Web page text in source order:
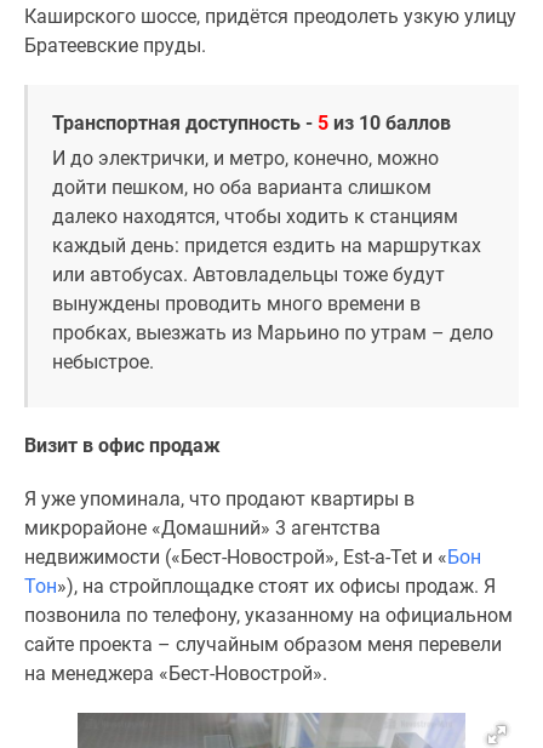
Каширского шоссе, придётся преодолеть узкую улицу
Братеевские пруды.
Транспортная доступность - 5 из 10 баллов
И до электрички, и метро, конечно, можно
дойти пешком, но оба варианта слишком
далеко находятся, чтобы ходить к станциям
каждый день: придется ездить на маршрутках
или автобусах. Автовладельцы тоже будут
вынуждены проводить много времени в
пробках, выезжать из Марьино по утрам – дело
небыстрое.
Визит в офис продаж
Я уже упоминала, что продают квартиры в
микрорайоне «Домашний» 3 агентства
недвижимости («Бест-Новострой», Est-a-Tet и «Бон
Тон»), на стройплощадке стоят их офисы продаж. Я
позвонила по телефону, указанному на официальном
сайте проекта – случайным образом меня перевели
на менеджера «Бест-Новострой».